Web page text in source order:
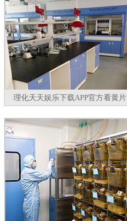
理化天天娱乐下载APP官方看黄片